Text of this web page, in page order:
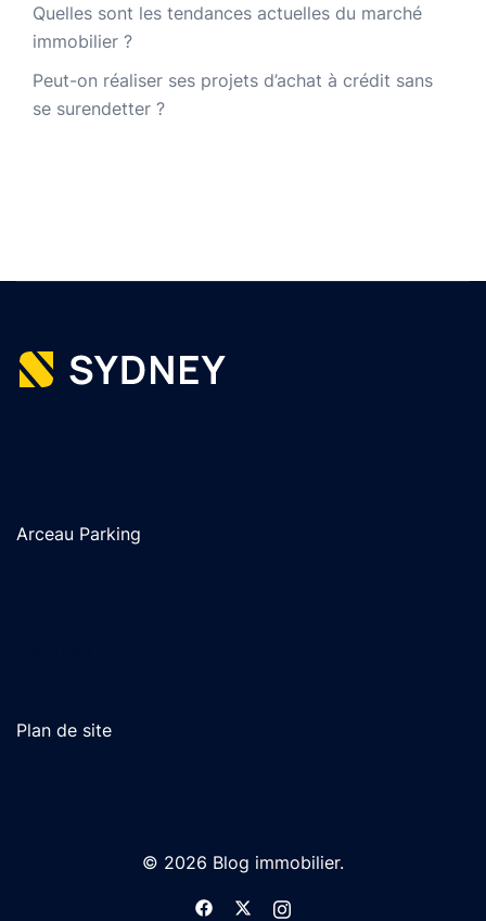
Quelles sont les tendances actuelles du marché
immobilier ?
Peut-on réaliser ses projets d’achat à crédit sans
se surendetter ?
Arceau Parking
Plan de site
© 2026 Blog immobilier.